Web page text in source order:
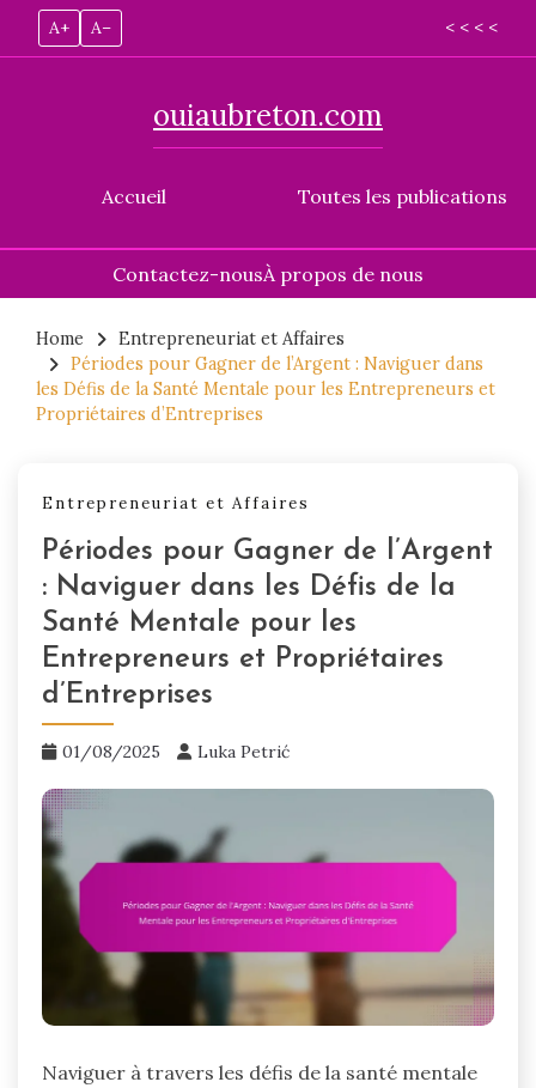
A+ A– < < < <
Accueil
ouiaubreton.com
Toutes les publications
Contactez-nousÀ propos de nous
content
Home
Entrepreneuriat et Affaires
Périodes pour Gagner de l’Argent : Naviguer dans
les Défis de la Santé Mentale pour les Entrepreneurs et
Propriétaires d’Entreprises
Entrepreneuriat et Affaires
Périodes pour Gagner de l’Argent
: Naviguer dans les Défis de la
Santé Mentale pour les
Entrepreneurs et Propriétaires
d’Entreprises
01/08/2025 Luka Petrić
Naviguer à travers les défis de la santé mentale